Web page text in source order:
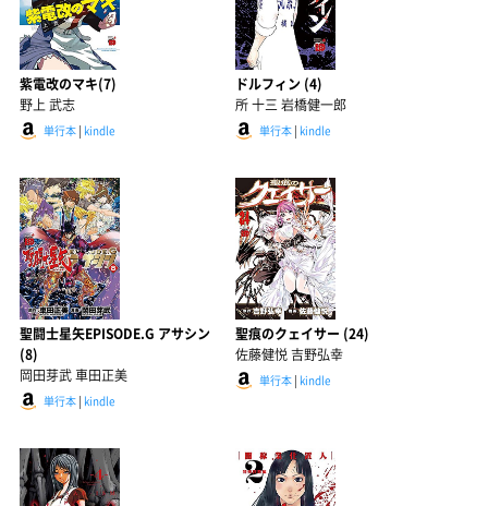
紫電改のマキ(7)
野上 武志
単行本 | kindle
ドルフィン (4)
所 十三 岩橋健一郎
単行本| kindle
聖闘士星矢EPISODE.G アサシン
(8)
岡田芽武 車田正美
単行本 | kindle
聖痕のクェイサー (24)
佐藤健悦 吉野弘幸
単行本| kindle